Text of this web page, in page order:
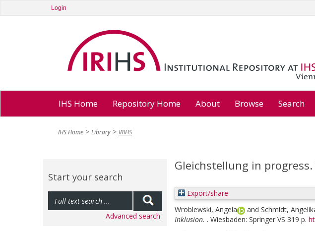
Login
IHS Home Repository Home About Browse Search
IHS Home Library IRIHS
Start your search
Advanced search
Gleichstellung in
Export/share
Wroblewski, Angela
and Schmidt,
Inklusion. . Wiesbaden: Springer VS 319 p.